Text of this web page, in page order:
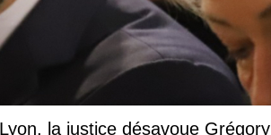
la justice désavoue Grégory